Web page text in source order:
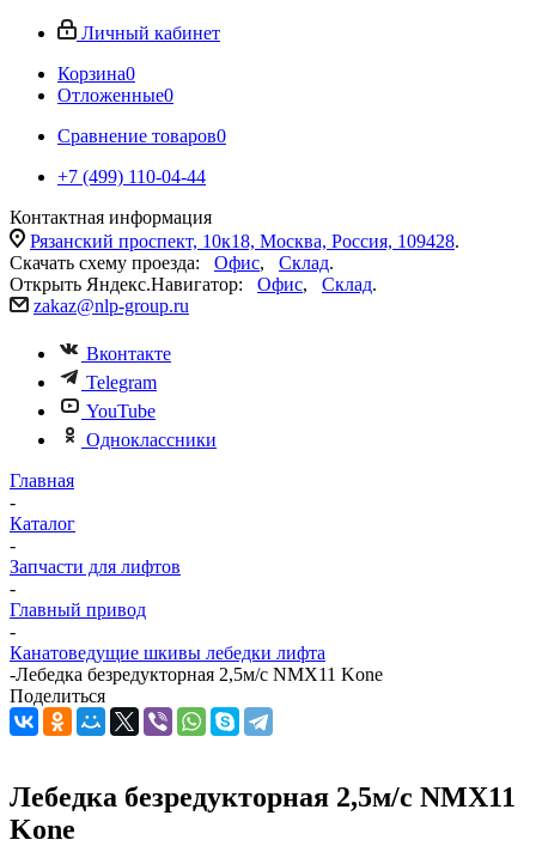
Личный кабинет
Корзина0
Отложенные0
Сравнение товаров0
+7 (499) 110-04-44
Контактная информация
Рязанский проспект, 10к18, Москва, Россия, 109428.
Скачать схему проезда: Офис, Склад.
Открыть Яндекс.Навигатор: Офис, Склад.
zakaz@nlp-group.ru
Вконтакте
Telegram
YouTube
Одноклассники
Главная
-
Каталог
-
Запчасти для лифтов
-
Главный привод
-
Канатоведущие шкивы лебедки лифта
-Лебедка безредукторная 2,5м/с NMX11 Kone
Поделиться
Лебедка безредукторная 2,5м/с NMX11
Kone